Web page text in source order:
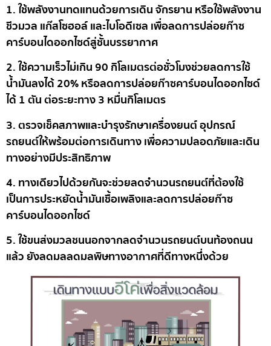
1. ใช้พลังงานทดแทนด้วยการเดิน จักรยาน หรือใช้พลังงาน
ชีวมวล แก๊สโซฮอล์ และไบโอดีเซล เพื่อลดการปล่อยก๊าซ
คาร์บอนไดออกไซด์สู่ชั้นบรรยากาศ
2. ใช้ความเร็วไม่เกิน 90 กิโลเมตรต่อชั่วโมงช่วยลดการใช้
น้ำมันลงได้ 20% หรือลดการปล่อยก๊าซคาร์บอนไดออกไซด์
ได้ 1 ตัน ต่อระยะทาง 3 หมื่นกิโลเมตร
3. ตรวจเช็คสภาพและบำรุงรักษาเครื่องยนต์ อุปกรณ์
รถยนต์ให้พร้อมต่อการเดินทาง เพื่อความปลอดภัยและเดิน
ทางอย่างมีประสิทธิภาพ
4. ทางเดียวไปด้วยกันจะช่วยลดจำนวนรถยนต์ที่ต้องใช้
เป็นการประหยัดน้ำมันเชื้อเพลิงและลดการปล่อยก๊าซ
คาร์บอนไดออกไซด์
5. ใช้ขนส่งมวลชนนอกจากลดจำนวนรถยนต์บนท้องถนน
แล้ว ยังลดมลลดมลพิษทางอากาศที่ดีทางหนึ่งด้วย